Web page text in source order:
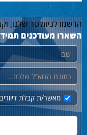
הרשמו לניוזלטר שלנו,
השארו מעודכנים
שם
דוא"ל
מאשר/ת קבלת